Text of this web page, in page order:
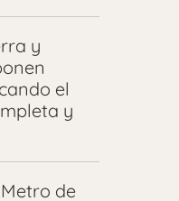
y
el
y
de